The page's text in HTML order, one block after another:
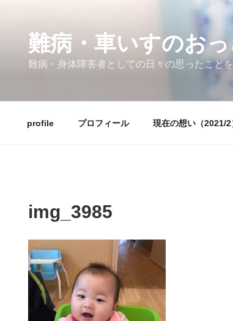
難病・車いすの
難病・身体障害者としての日々の思ったこと
profile プロフィール 現在の想い（2021/2
img_3985